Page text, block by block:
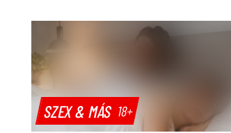
SZEX & MÁS 18+